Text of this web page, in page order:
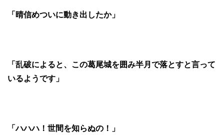
「晴信めついに動き出したか」
「乱破によると、この葛尾城を囲み半月で落とすと言って
いるようです」
「ハハハ！世間を知らぬの！」